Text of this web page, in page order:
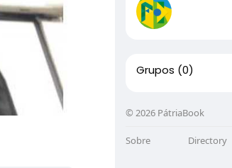
Grupos (0)
© 2026 PátriaBook
Sobre Directory